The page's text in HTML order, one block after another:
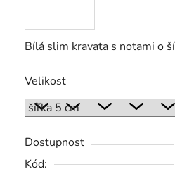
Bílá slim kravata s notami o
Velikost
Dostupnost
Kód: